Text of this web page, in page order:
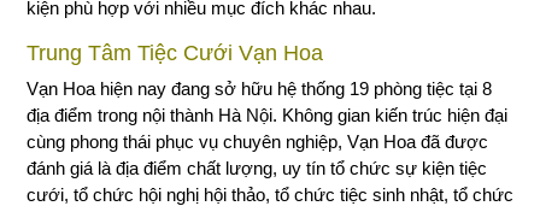
kiện phù hợp với nhiều mục đích khác nhau.
Trung Tâm Tiệc Cưới Vạn Hoa
Vạn Hoa hiện nay đang sở hữu hệ thống 19 phòng tiệc tại 8
địa điểm trong nội thành Hà Nội. Không gian kiến trúc hiện đại
cùng phong thái phục vụ chuyên nghiệp, Vạn Hoa đã được
đánh giá là địa điểm chất lượng, uy tín tổ chức sự kiện tiệc
cưới, tổ chức hội nghị hội thảo, tổ chức tiệc sinh nhật, tổ chức